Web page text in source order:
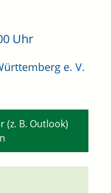
Uhr
e. V.
(z. B. Outlook)